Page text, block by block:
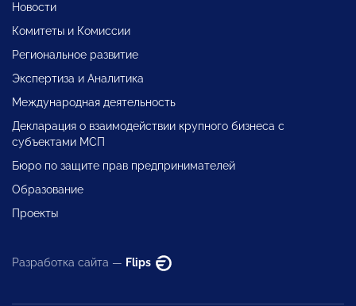
Новости
Комитеты и Комиссии
Региональное развитие
Экспертиза и Аналитика
Международная деятельность
Декларация о взаимодействии крупного бизнеса с
субъектами МСП
Бюро по защите прав предпринимателей
Образование
Проекты
Разработка сайта — Flips